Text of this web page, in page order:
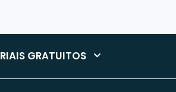
GRATUITOS